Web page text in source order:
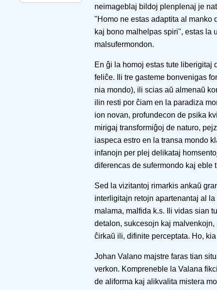
neimageblaj bildoj plenplenaj je
"Homo ne estas adaptita al manko
kaj bono malhelpas spiri", estas la
malsufermondon.
En ĝi la homoj estas tute liberigitaj
feliĉe. Ili tre gasteme bonvenigas
nia mondo), ili scias aŭ almenaŭ
ilin resti por ĉiam en la paradiza
ion novan, profundecon de psika
mirigaj transformiĝoj de naturo,
iaspeca estro en la transa mondo
infanojn per plej delikataj
diferencas de sufermondo kaj eble
Sed la vizitantoj rimarkis ankaŭ
interligitajn retojn apartenantaj al
malama, malfida k.s. Ili vidas sian
detalon, sukcesojn kaj
ĉirkaŭ ili, difinite perceptata. Ho,
Johan Valano majstre faras tian
verkon. Kompreneble la Valana
de aliforma kaj alikvalita mistera